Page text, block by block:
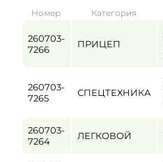
Пробег / Наработка
от
Номер Категория
260703-
7266
ПРИЦЕП
260703-
7265
СПЕЦТЕХНИКА
260703-
7264
ЛЕГКОВОЙ